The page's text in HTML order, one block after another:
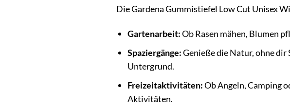
Die Gardena Gummistiefel Low Cut Unisex
Gartenarbeit:Ob Rasen mähen, Blumen
Spaziergänge:Genieße die Natur, ohne dir
Untergrund.
Freizeitaktivitäten:Ob Angeln, Camping
Aktivitäten.